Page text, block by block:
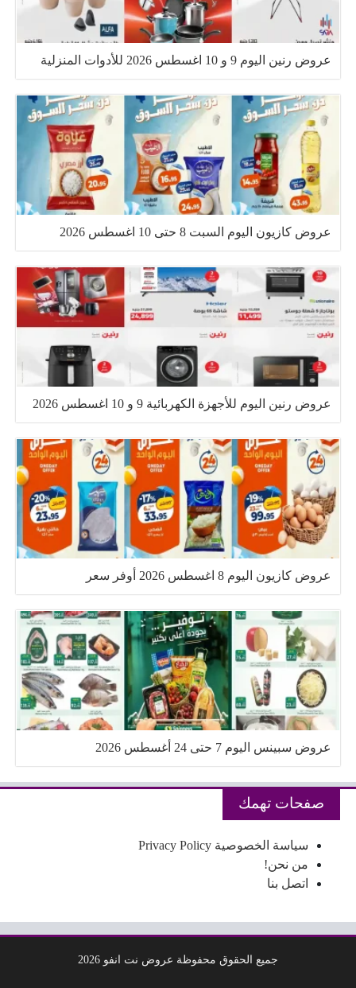
عروض رنين اليوم 9 و 10 اغسطس 2026 للأدوات المنزلية
عروض كازيون اليوم السبت 8 حتى 10 اغسطس 2026
عروض رنين اليوم للأجهزة الكهربائية 9 و 10 اغسطس 2026
عروض كازيون اليوم 8 اغسطس 2026 أوفر سعر
عروض سبينس اليوم 7 حتى 24 أغسطس 2026
صفحات تهمك
سياسة الخصوصية Privacy Policy
من نحن!
اتصل بنا
جميع الحقوق محفوظة عروض نت انفو 2026